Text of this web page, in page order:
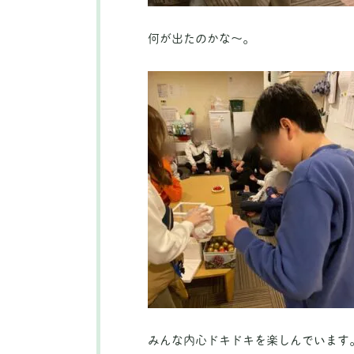
何が出たのかな～。
みんな内心ドキドキを楽しんでいます